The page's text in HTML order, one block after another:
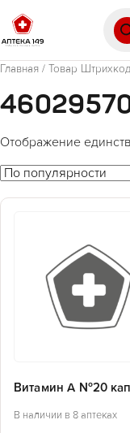
Главная / Товар
Отображение
Витамин А №20
В наличии в 8 аптеках